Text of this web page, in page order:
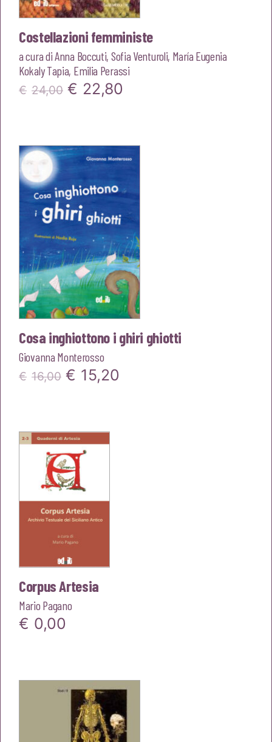
Costellazioni femministe
a cura diAnna Boccuti, Sofia Venturoli, María Eugenia
Kokaly Tapia, Emilia Perassi
€ 24,00 Il
era:
€24,00.
€ 22,80
è:
Cosa inghiottono i ghiri ghiotti
Giovanna Monterosso
€ 16,00 Il
era:
€16,00.
€ 15,20
Corpus Artesia
Mario Pagano
€ 0,00